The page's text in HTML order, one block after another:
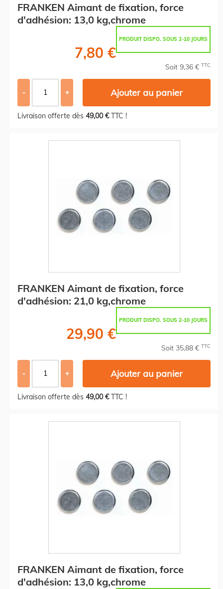
FRANKEN Aimant de fixation, force
d'adhésion: 13,0 kg,chrome
PRODUIT DISPO. SOUS 2-10 JOURS
7,80 €
Soit 9,36 € TTC
- + Ajouter au panier
Livraison offerte dès 49,00 €TTC !
FRANKEN Aimant de fixation, force
d'adhésion: 21,0 kg,chrome
PRODUIT DISPO. SOUS 2-10 JOURS
29,90 €
Soit 35,88 € TTC
- + Ajouter au panier
Livraison offerte dès 49,00 €TTC !
FRANKEN Aimant de fixation, force
d'adhésion: 13,0 kg,chrome